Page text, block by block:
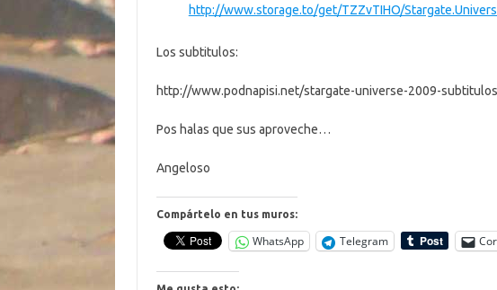
http://www.storage.to/get/TZZvTIHO/
Los subtitulos:
http://www.podnapisi.net/stargate-universe-2009-
Pos halas que sus aproveche…
Angeloso
Compártelo en tus muros:
WhatsApp Telegram